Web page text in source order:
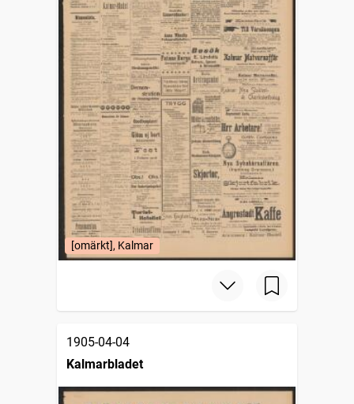
[omärkt], Kalmar
1905-04-04
Kalmarbladet